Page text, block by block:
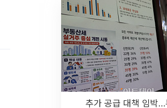
추가 공급 대책 임박…